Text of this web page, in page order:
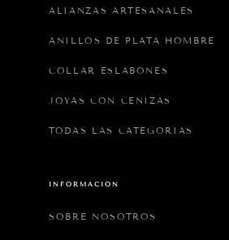
ALIANZAS ARTESANALES
ANILLOS DE PLATA HOMBRE
COLLAR ESLABONES
JOYAS CON CENIZAS
TODAS LAS CATEGORIAS
INFORMACIÓN
SOBRE NOSOTROS